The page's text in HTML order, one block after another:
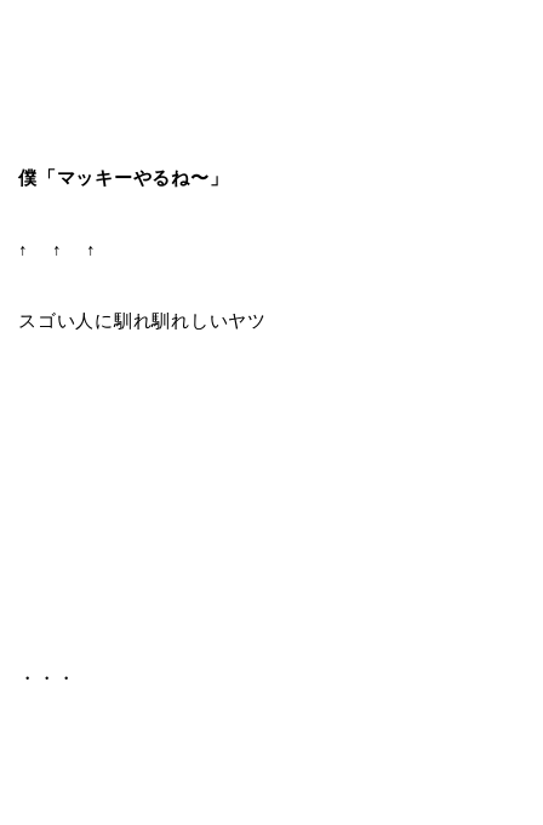
僕「マッキーやるね〜」
↑ ↑ ↑
スゴい人に馴れ馴れしいヤツ
・・・